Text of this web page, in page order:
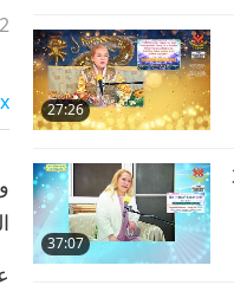
27:26
37:07